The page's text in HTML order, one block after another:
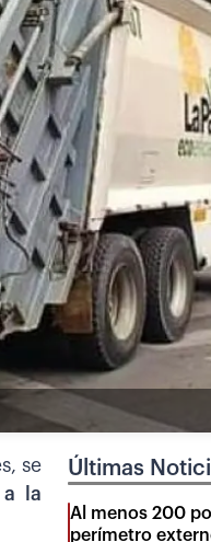
se
a la
Últimas
Al menos 200
perímetro